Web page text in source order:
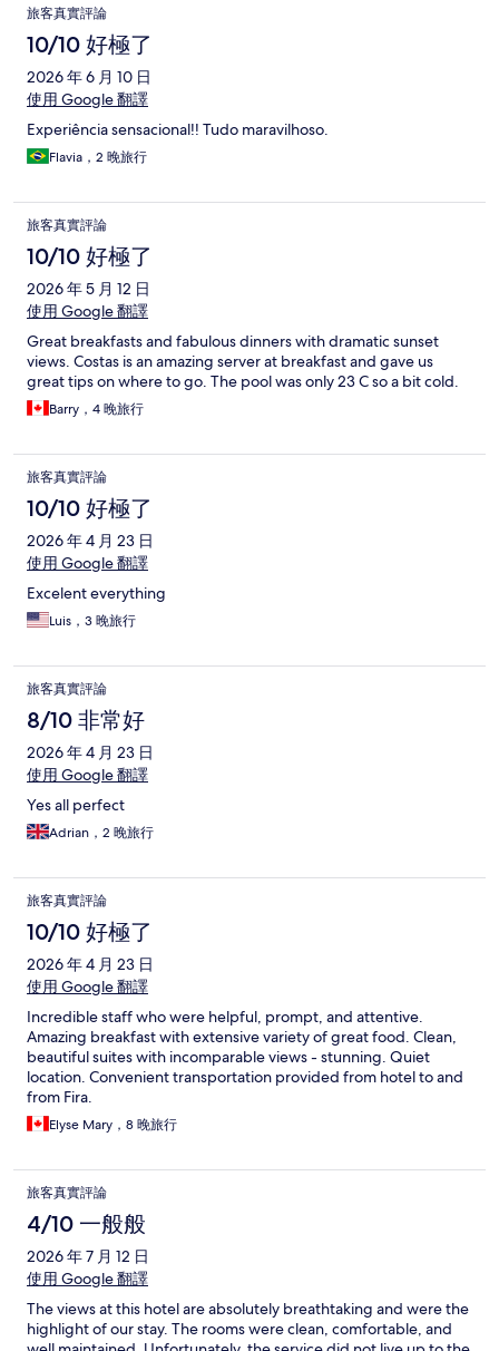
旅客真實評論
10/10 好極了
2026 年 6 月 10 日
使用 Google 翻譯
Experiência sensacional!! Tudo maravilhoso.
Flavia，2 晚旅行
旅客真實評論
10/10 好極了
2026 年 5 月 12 日
使用 Google 翻譯
Great breakfasts and fabulous dinners with dramatic sunset
views. Costas is an amazing server at breakfast and gave us
great tips on where to go. The pool was only 23 C so a bit cold.
Barry，4 晚旅行
旅客真實評論
10/10 好極了
2026 年 4 月 23 日
使用 Google 翻譯
Excelent everything
Luis，3 晚旅行
旅客真實評論
8/10 非常好
2026 年 4 月 23 日
使用 Google 翻譯
Yes all perfect
Adrian，2 晚旅行
旅客真實評論
10/10 好極了
2026 年 4 月 23 日
使用 Google 翻譯
Incredible staff who were helpful, prompt, and attentive.
Amazing breakfast with extensive variety of great food. Clean,
beautiful suites with incomparable views - stunning. Quiet
location. Convenient transportation provided from hotel to and
from Fira.
Elyse Mary，8 晚旅行
旅客真實評論
4/10 一般般
2026 年 7 月 12 日
使用 Google 翻譯
The views at this hotel are absolutely breathtaking and were the
highlight of our stay. The rooms were clean, comfortable, and